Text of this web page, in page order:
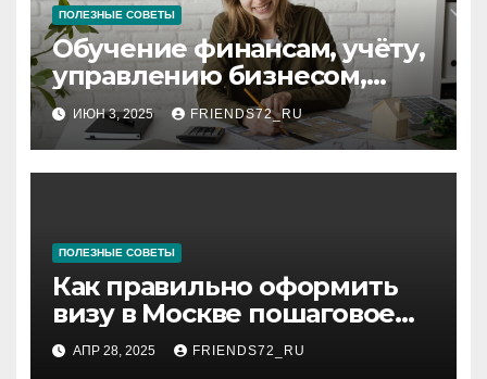
ПОЛЕЗНЫЕ СОВЕТЫ
Обучение финансам, учёту,
управлению бизнесом,
аудиту и
программированию:
ключевые аспекты
ИЮН 3, 2025 FRIENDS72_RU
ПОЛЕЗНЫЕ СОВЕТЫ
Как правильно оформить
визу в Москве пошаговое
руководство
АПР 28, 2025 FRIENDS72_RU